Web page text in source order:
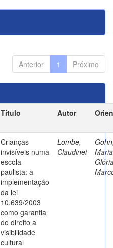
Anterior 1 Próximo
Título Autor
Crianças
invisíveis numa
escola
paulista: a
implementação
da lei
10.639/2003
como garantia
do direito a
visibilidade
cultural
Lombe,
Claudinei